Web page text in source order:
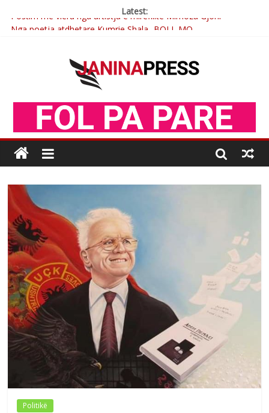
Latest:
Postim me vlera nga artistja e mirëfilltë Mimoza Gjoni
Nga poetja atdhetare Kumrie Shala -BOLL MO
Çlirimtari Mentor Mushkolaj nderohet me mirenjohje nga
Xhevdet Qeriqi Dega e invalidëve në Fushë Kosovë
Politikë